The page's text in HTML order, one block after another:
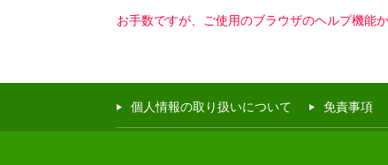
お手数ですが、ご使用のブラウザのヘルプ機能
個人情報の取り扱いについて 免責事項